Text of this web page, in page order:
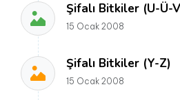
Şifalı Bitkiler (U-Ü-
15 Ocak 2008
Şifalı Bitkiler (Y-Z)
15 Ocak 2008